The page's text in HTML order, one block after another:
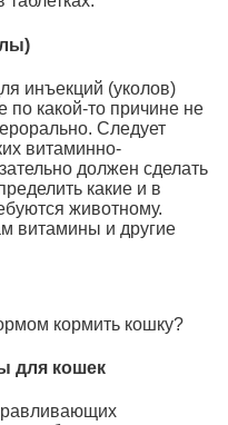
инъекций (уколов)
по какой-то причине не
Следует
витаминно-
должен сделать
какие и в
животному.
витамины и другие
кормить кошку?
для кошек